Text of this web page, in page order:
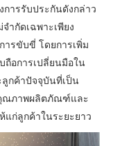
การรับประกันดังกล่าว
ำกัดเฉพาะเพียง
ารขับขี่ โดยการเพิ่ม
ถือการเปลี่ยนมือใน
กค้าปัจจุบันที่เป็น
คุณภาพผลิตภัณฑ์และ
แก่ลูกค้าในระยะยาว